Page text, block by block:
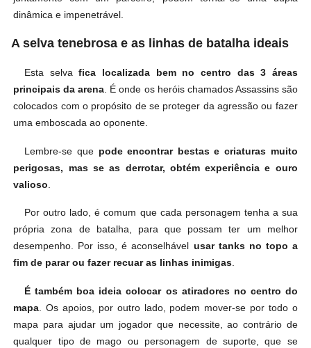
dinâmica e impenetrável.
A selva tenebrosa e as linhas de batalha ideais
Esta selvafica localizada bem no centro das 3 áreas
principais da arena. É onde os heróis chamados Assassins são
colocados com o propósito de se proteger da agressão ou fazer
uma emboscada ao oponente.
Lembre-se que pode encontrar bestas e criaturas muito
perigosas, mas se as derrotar, obtém experiência e ouro
valioso
Por outro lado, é comum que cada personagem tenha a sua
própria zona de batalha, para que possam ter um melhor
desempenho. Por isso, é aconselhável usar tanks no topo a
fim de parar ou fazer recuar as linhas inimigas
É também boa ideia colocar os atiradores no centro do
mapa . Os apoios, por outro lado, podem mover-se por todo o
mapa para ajudar um jogador que necessite, ao contrário de
qualquer tipo de mago ou personagem de suporte, que se